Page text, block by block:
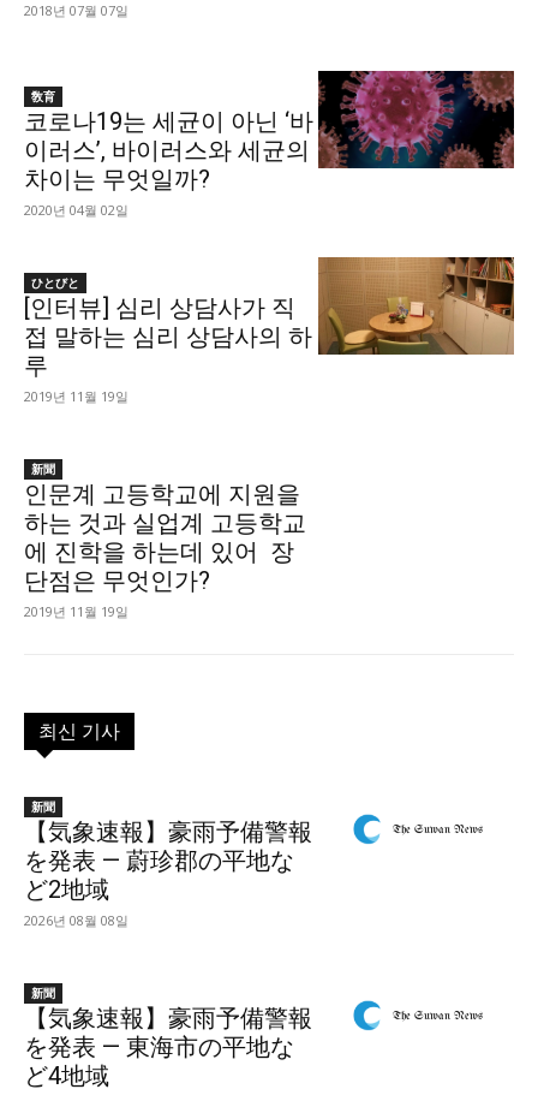
2018년 07월 07일
敎育
코로나19는 세균이 아닌 ‘바
이러스’, 바이러스와 세균의
차이는 무엇일까?
2020년 04월 02일
ひとびと
[인터뷰] 심리 상담사가 직
접 말하는 심리 상담사의 하
루
2019년 11월 19일
新聞
인문계 고등학교에 지원을
하는 것과 실업계 고등학교
에 진학을 하는데 있어 장
단점은 무엇인가?
2019년 11월 19일
최신 기사
新聞
【気象速報】豪雨予備警報
を発表 — 蔚珍郡の平地な
ど2地域
2026년 08월 08일
新聞
【気象速報】豪雨予備警報
を発表 — 東海市の平地な
ど4地域